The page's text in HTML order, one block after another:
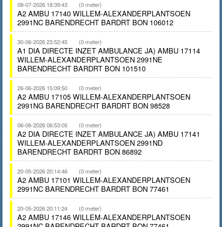
08-07-2026 18:39:43 (0 meter)
A2 AMBU 17140 WILLEM-ALEXANDERPLANTSOEN
2991NC BARENDRECHT BARDRT BON 106012
30-06-2026 23:52:45 (0 meter)
A1 DIA DIRECTE INZET AMBULANCE JA) AMBU 17114
WILLEM-ALEXANDERPLANTSOEN 2991NE
BARENDRECHT BARDRT BON 101510
26-06-2026 15:09:50 (0 meter)
A2 AMBU 17105 WILLEM-ALEXANDERPLANTSOEN
2991NG BARENDRECHT BARDRT BON 98528
06-06-2026 06:53:05 (0 meter)
A2 DIA DIRECTE INZET AMBULANCE JA) AMBU 17141
WILLEM-ALEXANDERPLANTSOEN 2991ND
BARENDRECHT BARDRT BON 86892
20-05-2026 20:14:46 (0 meter)
A2 AMBU 17101 WILLEM-ALEXANDERPLANTSOEN
2991NC BARENDRECHT BARDRT BON 77461
20-05-2026 20:11:24 (0 meter)
A2 AMBU 17146 WILLEM-ALEXANDERPLANTSOEN